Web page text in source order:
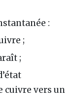
:
;
;
cuivre vers un